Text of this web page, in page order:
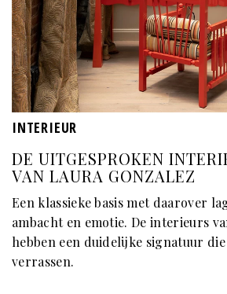
INTERIEUR
DE UITGESPROKEN
VAN LAURA GONZALEZ
Een klassieke basis met daarover
ambacht en emotie. De interieurs
hebben een duidelijke signatuur
verrassen.